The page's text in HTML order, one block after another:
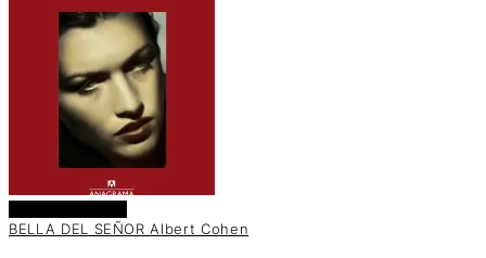
BELLA DEL SEÑOR Albert Cohen